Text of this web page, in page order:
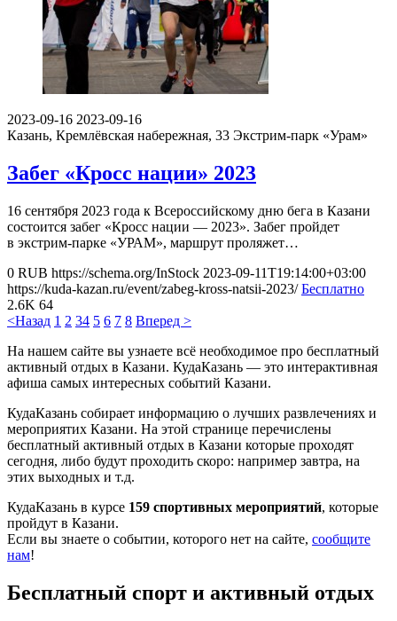
2023-09-16 2023-09-16
Казань, Кремлёвская набережная, 33 Экстрим-парк «Урам»
Забег «Кросс нации» 2023
16 сентября 2023 года к Всероссийскому дню бега в Казани
состоится забег «Кросс нации — 2023». Забег пройдет
в экстрим-парке «УРАМ», маршрут проляжет…
0 RUB https://schema.org/InStock 2023-09-11T19:14:00+03:00
https://kuda-kazan.ru/event/zabeg-kross-natsii-2023/ Бесплатно
2.6K 64
<Назад 1 2 34 5 6 7 8 Вперед >
На нашем сайте вы узнаете всё необходимое про бесплатный
активный отдых в Казани. КудаКазань — это интерактивная
афиша самых интересных событий Казани.
КудаКазань собирает информацию о лучших развлечениях и
мероприятих Казани. На этой странице перечислены
бесплатный активный отдых в Казани которые проходят
сегодня, либо будут проходить скоро: например завтра, на
этих выходных и т.д.
КудаКазань в курсе 159 спортивных мероприятий, которые
пройдут в Казани.
Если вы знаете о событии, которого нет на сайте, сообщите
нам!
Бесплатный спорт и активный отдых